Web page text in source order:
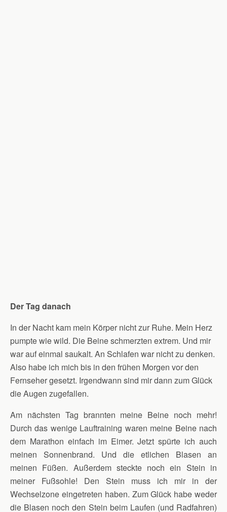
Der Tag danach
In der Nacht kam mein Körper nicht zur Ruhe. Mein Herz
pumpte wie wild. Die Beine schmerzten extrem. Und mir
war auf einmal saukalt. An Schlafen war nicht zu denken.
Also habe ich mich bis in den frühen Morgen vor den
Fernseher gesetzt. Irgendwann sind mir dann zum Glück
die Augen zugefallen.
Am nächsten Tag brannten meine Beine noch mehr!
Durch das wenige Lauftraining waren meine Beine nach
dem Marathon einfach im Eimer. Jetzt spürte ich auch
meinen Sonnenbrand. Und die etlichen Blasen an
meinen Füßen. Außerdem steckte noch ein Stein in
meiner Fußsohle! Den Stein muss ich mir in der
Wechselzone eingetreten haben. Zum Glück habe weder
die Blasen noch den Stein beim Laufen (und Radfahren)